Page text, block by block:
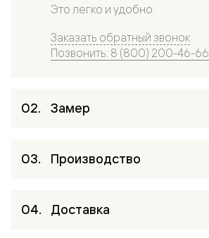
Это легко и удобно.
Заказать обратный звонок
Позвонить: 8 (800) 200-46-66
Замер
Производство
Доставка